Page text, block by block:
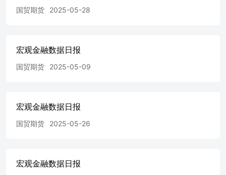
国贸期货 2025-05-28
宏观金融数据日报
国贸期货 2025-05-09
宏观金融数据日报
国贸期货 2025-05-26
宏观金融数据日报